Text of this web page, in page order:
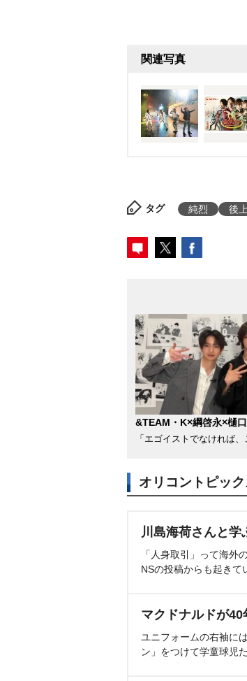
関連写真
タグ 純烈 後
&TEAM・K×綱啓永×樋口
「エゴイストでなければ
オリコントピック
川島海荷さんと学
「人身取引」って海外
NSの投稿からも起きて
マクドナルドが40
ユニフォームの右袖に
ン」をつけて学童球児